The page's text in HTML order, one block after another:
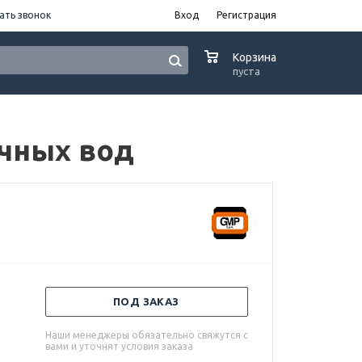
звонок Вход Регистрация
Корзина
пуста
вод
ПОД ЗАКАЗ
Наши менеджеры обязательно свяжутся с
вами и уточнят условия заказа